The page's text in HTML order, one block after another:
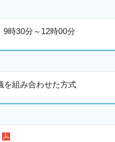
9時30分～12時00分
を組み合わせた方式